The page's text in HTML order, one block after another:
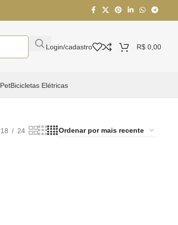
Login/cadastro R$ 0,00
PetBicicletas Elétricas
18 24